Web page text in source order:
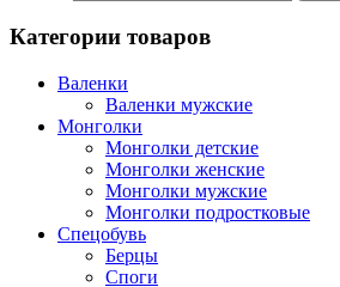
Категории товаров
Валенки
Валенки мужские
Монголки
Монголки детские
Монголки женские
Монголки мужские
Монголки подростковые
Спецобувь
Берцы
Споги